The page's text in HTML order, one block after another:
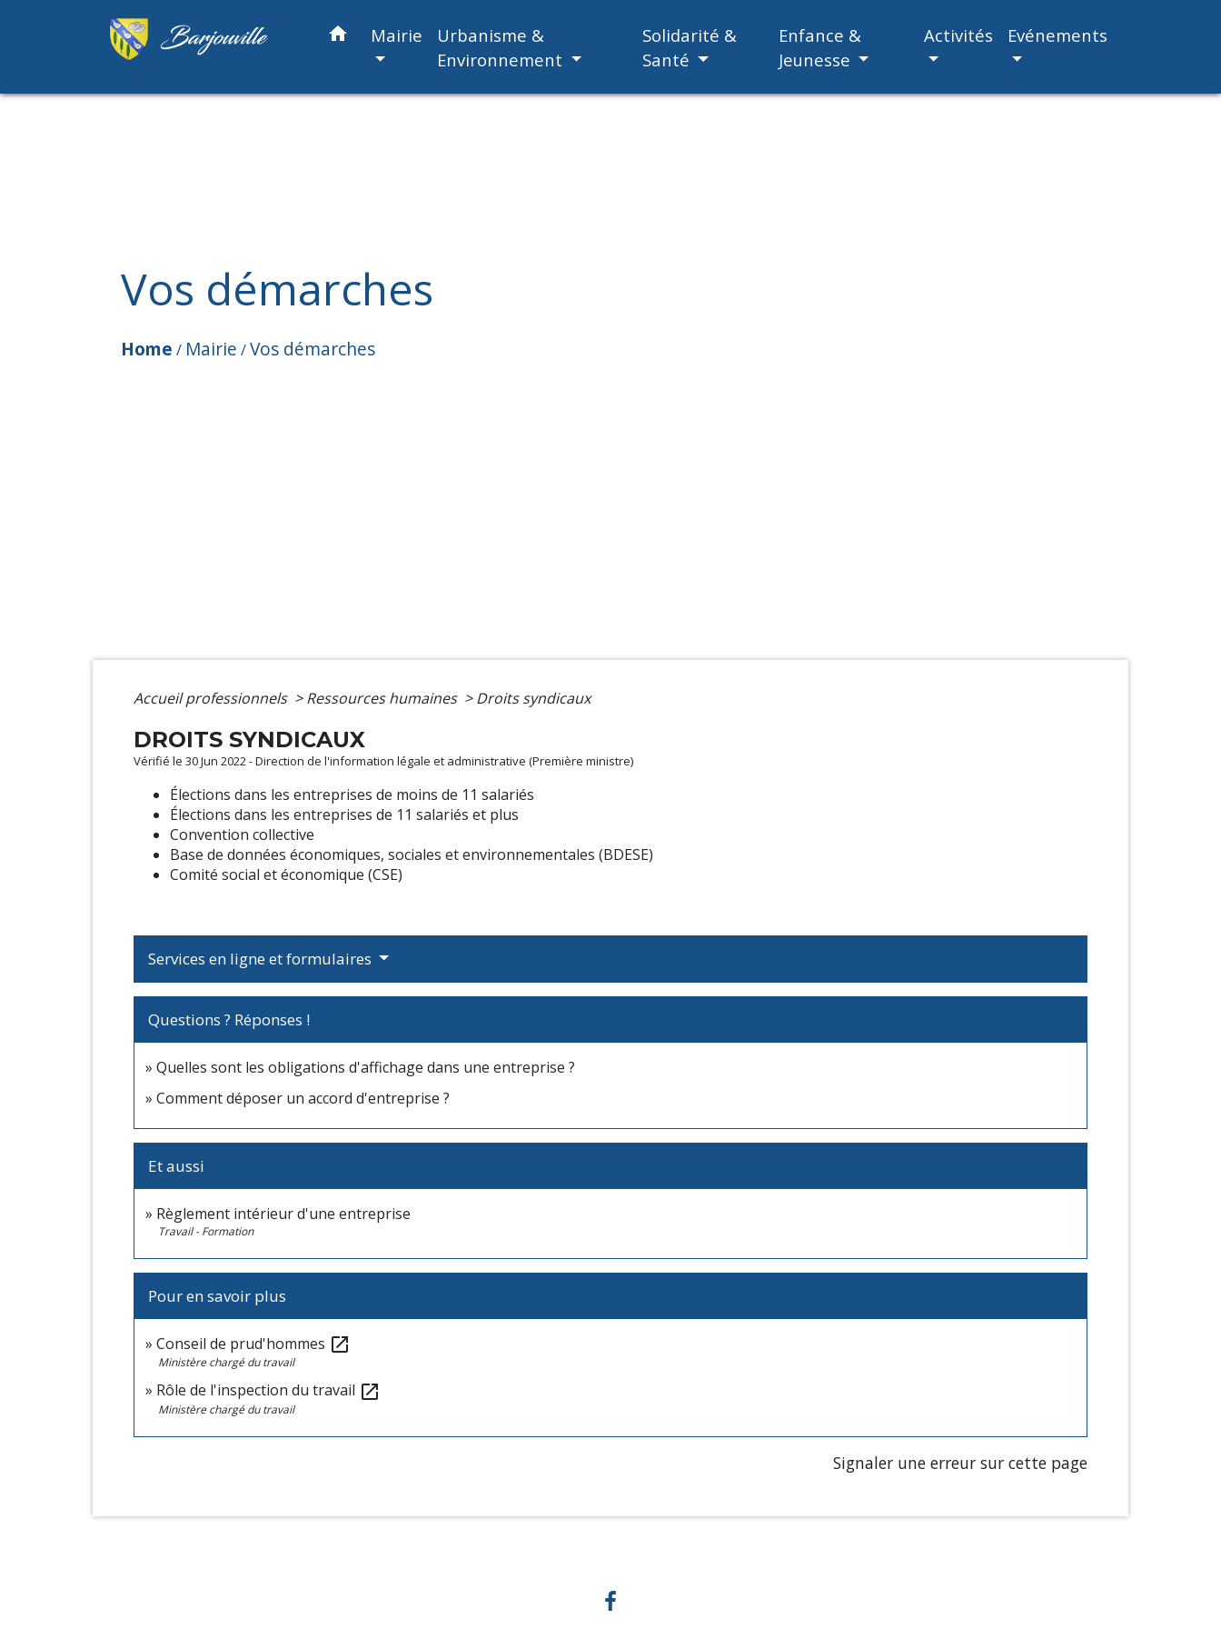
home Mairie
Urbanisme &
Environnement
Solidarité &
Santé
Enfance &
Jeunesse
Activités Evénements
Vos démarches
Home / Mairie /Vos démarches
Accueil professionnels > Ressources humaines > Droits syndicaux
DROITS SYNDICAUX
Vérifié le 30 Jun 2022 - Direction de l'information légale et administrative (Première ministre)
Élections dans les entreprises de moins de 11 salariés
Élections dans les entreprises de 11 salariés et plus
Convention collective
Base de données économiques, sociales et environnementales (BDESE)
Comité social et économique (CSE)
Services en ligne et formulaires
Questions ? Réponses !
Quelles sont les obligations d'affichage dans une entreprise ?
Comment déposer un accord d'entreprise ?
Et aussi
Règlement intérieur d'une entreprise
Travail - Formation
Pour en savoir plus
Conseil de prud'hommes open_in_new
Ministère chargé du travail
Rôle de l'inspection du travail open_in_new
Ministère chargé du travail
Signaler une erreur sur cette page